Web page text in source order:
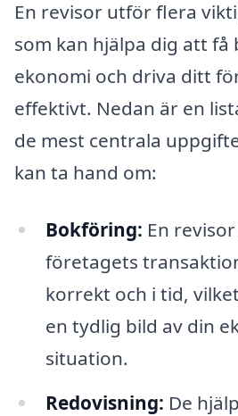
En revisor utför flera
som kan hjälpa dig att
ekonomi och driva ditt
effektivt. Nedan är en
de mest centrala
kan ta hand om:
Bokföring: En
företagets
korrekt och i tid,
en tydlig bild av din
situation.
Redovisning: De